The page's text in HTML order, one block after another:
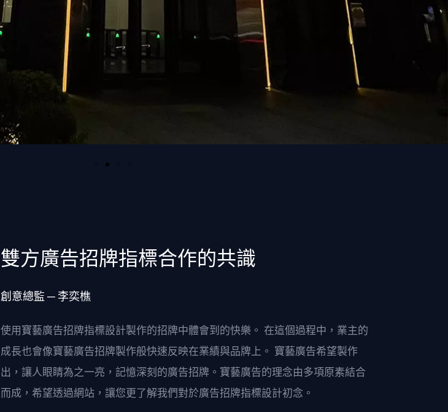
雙方廣告招牌指標合作的共識
創意總監 ─ 李奕樵
使用寶藝廣告招牌指標設計製作的招牌中體會到的快樂。 在這個過程中，業主的
成長也會像寶藝廣告招牌製作般快速反映在業績與品牌上。 寶藝廣告希望製作
出，讓人眼睛為之一亮，記憶深刻的廣告招牌。寶藝廣告的理念由多項原素結合
而成，希望透過網站，讓您更了解我們對於廣告招牌指標設計初念。